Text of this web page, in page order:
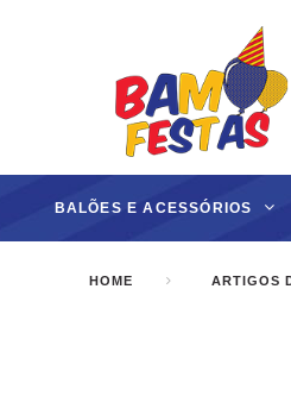
BALÕES E ACESSÓRIOS
HOME ARTIGOS